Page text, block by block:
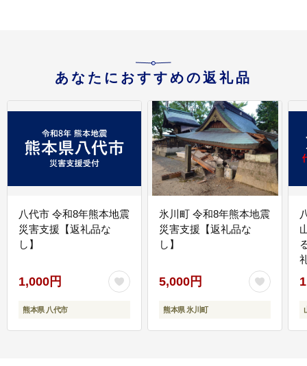
あなたにおすすめの返礼品
八代市 令和8年熊本地震
災害支援【返礼品な
し】
1,000円
熊本県 八代市
氷川町 令和8年熊本地震
災害支援【返礼品な
し】
5,000円
熊本県 氷川町